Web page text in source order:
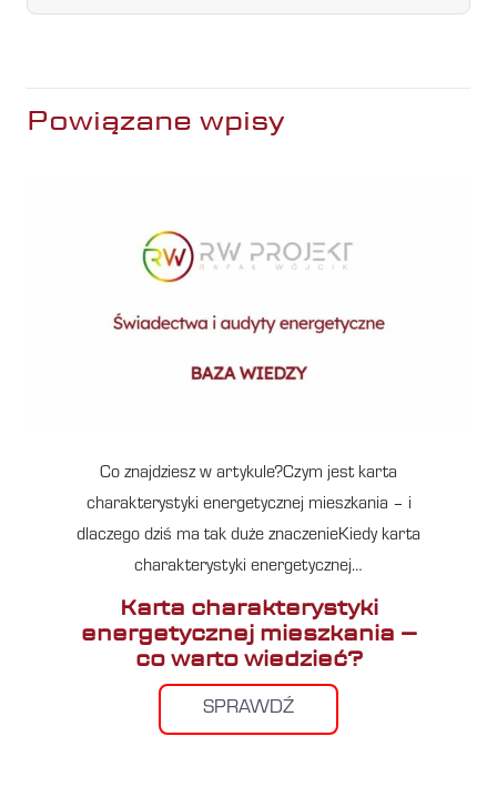
Powiązane wpisy
Co znajdziesz w artykule?Czym jest karta
charakterystyki energetycznej mieszkania – i
dlaczego dziś ma tak duże znaczenieKiedy karta
charakterystyki energetycznej…
Karta charakterystyki
energetycznej mieszkania –
co warto wiedzieć?
SPRAWDŹ